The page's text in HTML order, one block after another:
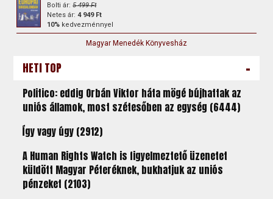
Bolti ár:5 499 Ft
Netes ár:4 949 Ft
10% kedvezménnyel
Magyar Menedék Könyvesház
HETI TOP -
Politico: eddig Orbán Viktor háta mögé bújhattak az
uniós államok, most szétesőben az egység (6444)
Így vagy úgy (2912)
A Human Rights Watch is figyelmeztető üzenetet
küldött Magyar Péteréknek, bukhatjuk az uniós
pénzeket (2103)